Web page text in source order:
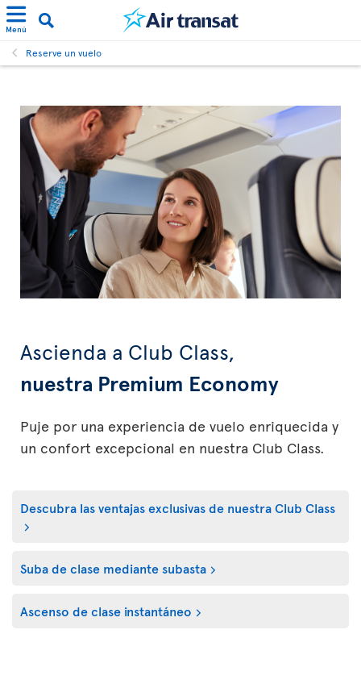
Menú
Reserve un vuelo
Ascienda a Club Class,
nuestra Premium Economy
Puje por una experiencia de vuelo enriquecida y
un confort excepcional en nuestra Club Class.
Descubra las ventajas exclusivas de nuestra Club Class
Suba de clase mediante subasta
Ascenso de clase instantáneo